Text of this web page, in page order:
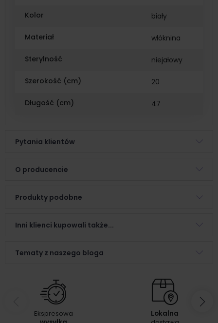
Kolor biały
Materiał włóknina
Sterylność niejałowy
Szerokość (cm) 20
Długość (cm) 47
Pytania klientów
O producencie
Produkty podobne
Inni klienci kupowali także...
Tematy z naszego bloga
Ekspresowa
Lokalna